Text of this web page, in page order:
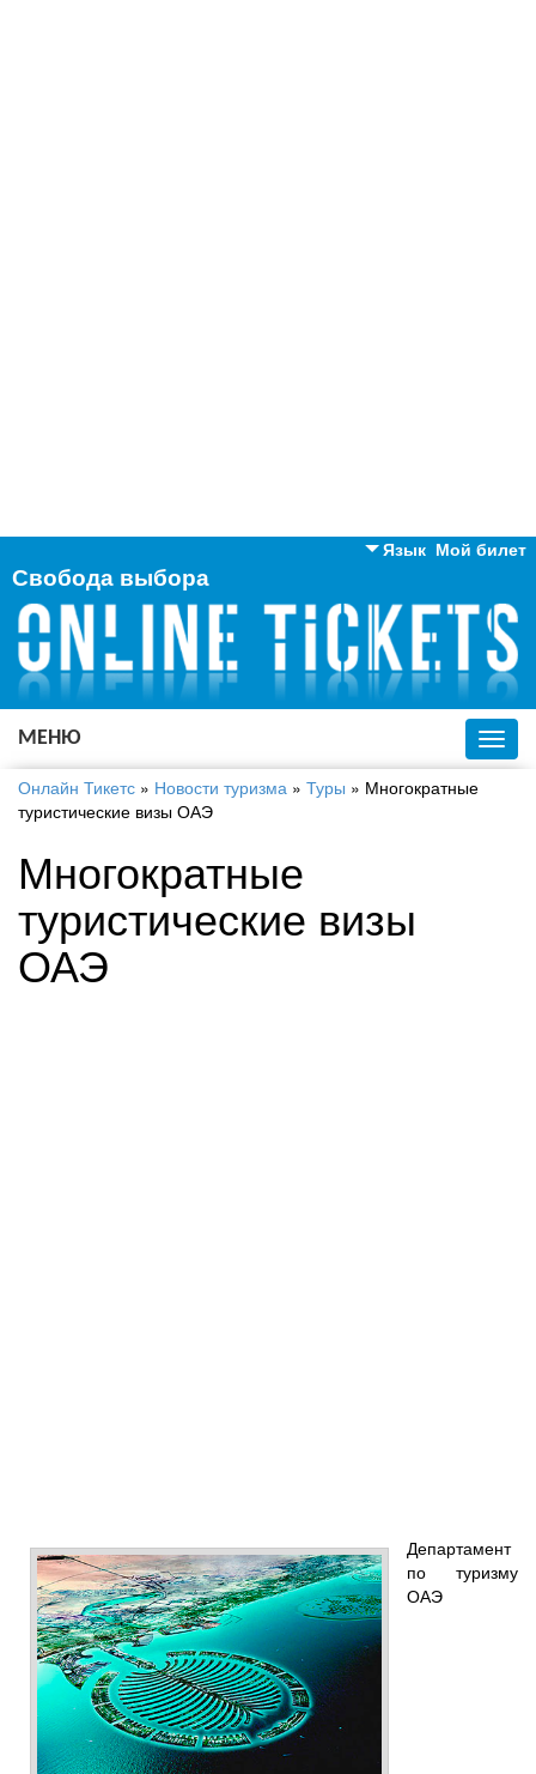
Мой билет
Язык
Английский
Русский
Украинский
Свобода выбора
МЕНЮ
Онлайн Тикетс » Новости туризма » Туры » Многократные
туристические визы ОАЭ
Многократные
туристические визы
ОАЭ
Департамент
по туризму
ОАЭ